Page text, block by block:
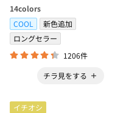
14colors
COOL
新色追加
ロングセラー
1206件
チラ見をする
イチオシ